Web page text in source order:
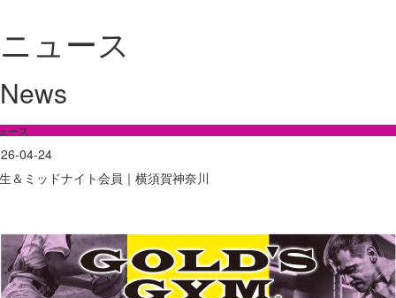
ニュース
News
ース
04-24
＆ミッドナイト会員｜横須賀神奈川